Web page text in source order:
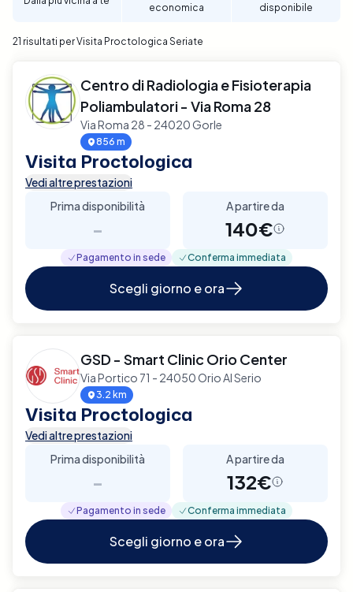
economica
disponibile
21 risultati per Visita Proctologica Seriate
Centro di Radiologia e Fisioterapia
Poliambulatori - Via Roma 28
Via Roma 28 - 24020 Gorle
856 m
Visita Proctologica
Vedi altre prestazioni
Prima disponibilità
-
A partire da
140€
Pagamento in sede Conferma immediata
Scegli giorno e ora
GSD - Smart Clinic Orio Center
Via Portico 71 - 24050 Orio Al Serio
3.2 km
Visita Proctologica
Vedi altre prestazioni
Prima disponibilità
-
A partire da
132€
Pagamento in sede Conferma immediata
Scegli giorno e ora